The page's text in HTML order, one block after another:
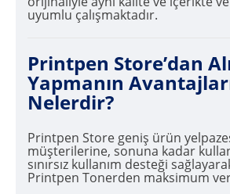
uyumlu çalışmaktadır.
Printpen Store’dan
Yapmanın
Nelerdir?
Printpen Store geniş ürün
müşterilerine, sonuna kadar
sınırsız kullanım desteği
Printpen Tonerden maksimum